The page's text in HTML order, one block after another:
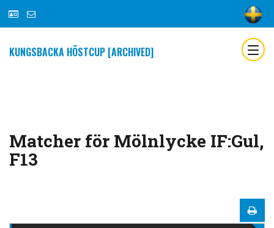
KUNGSBACKA HÖSTCUP [ARCHIVED]
Matcher för Mölnlycke IF:Gul,
F13